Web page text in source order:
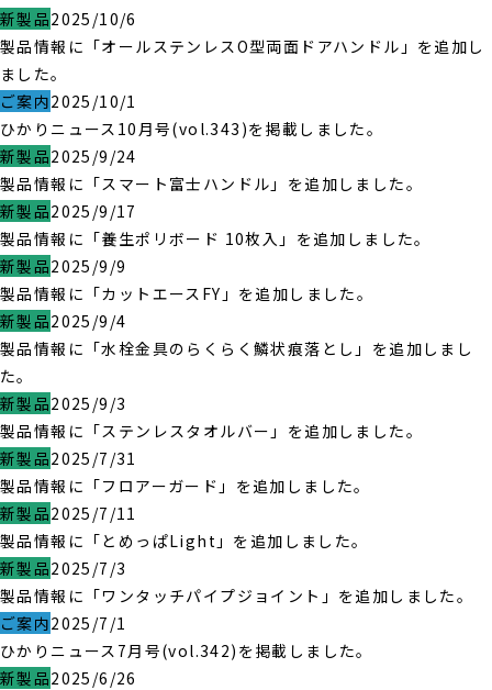
新製品2025/10/6
製品情報に「オールステンレスO型両面ドアハンドル」を追加し
ました。
ご案内2025/10/1
ひかりニュース10月号(vol.343)を掲載しました。
新製品2025/9/24
製品情報に「スマート富士ハンドル」を追加しました。
新製品2025/9/17
製品情報に「養生ポリボード 10枚入」を追加しました。
新製品2025/9/9
製品情報に「カットエースFY」を追加しました。
新製品2025/9/4
製品情報に「水栓金具のらくらく鱗状痕落とし」を追加しまし
た。
新製品2025/9/3
製品情報に「ステンレスタオルバー」を追加しました。
新製品2025/7/31
製品情報に「フロアーガード」を追加しました。
新製品2025/7/11
製品情報に「とめっぱLight」を追加しました。
新製品2025/7/3
製品情報に「ワンタッチパイプジョイント」を追加しました。
ご案内2025/7/1
ひかりニュース7月号(vol.342)を掲載しました。
新製品2025/6/26